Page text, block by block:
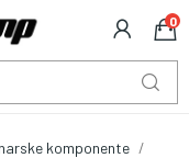
0
komponente